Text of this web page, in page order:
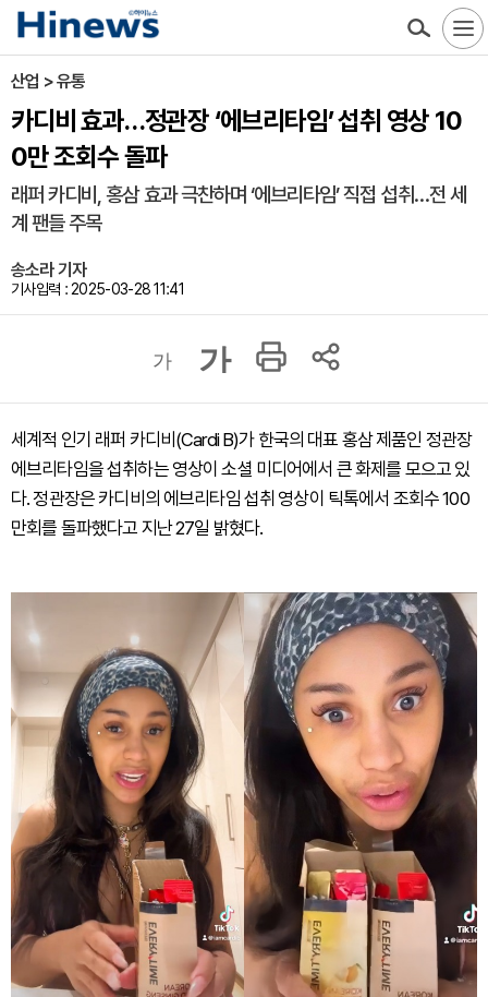
산업 > 유통
카디비 효과…정관장 ‘에브리타임’ 섭취 영상 10
0만 조회수 돌파
래퍼 카디비, 홍삼 효과 극찬하며 ‘에브리타임’ 직접 섭취…전 세
계 팬들 주목
송소라 기자
기사입력 : 2025-03-28 11:41
가 가
세계적 인기 래퍼 카디비(Cardi B)가 한국의 대표 홍삼 제품인 정관장
에브리타임을 섭취하는 영상이 소셜 미디어에서 큰 화제를 모으고 있
다. 정관장은 카디비의 에브리타임 섭취 영상이 틱톡에서 조회수 100
만회를 돌파했다고 지난 27일 밝혔다.